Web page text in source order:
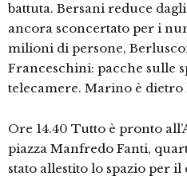
battuta. Bersani reduce
ancora sconcertato per i
milioni di persone,
Franceschini: pacche sulle
telecamere. Marino è dietro
Ore 14.40 Tutto è pronto
piazza Manfredo Fanti,
stato allestito lo spazio per